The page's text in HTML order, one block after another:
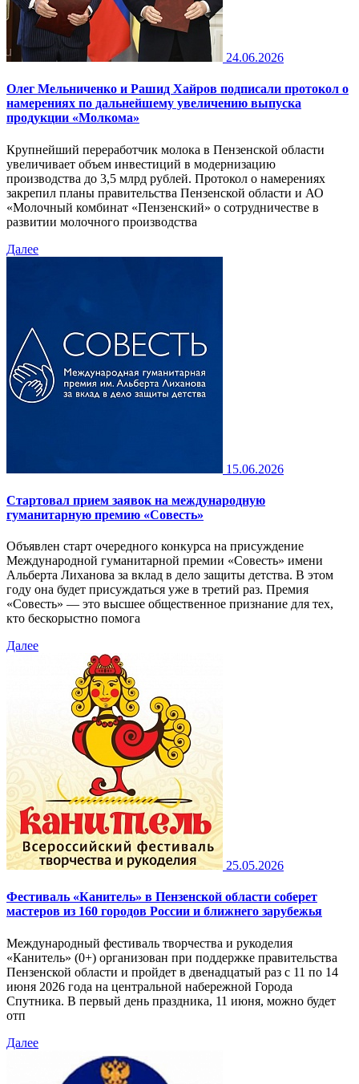
24.06.2026
Олег Мельниченко и Рашид Хайров подписали протокол о
намерениях по дальнейшему увеличению выпуска
продукции «Молкома»
Крупнейший переработчик молока в Пензенской области
увеличивает объем инвестиций в модернизацию
производства до 3,5 млрд рублей. Протокол о намерениях
закрепил планы правительства Пензенской области и АО
«Молочный комбинат «Пензенский» о сотрудничестве в
развитии молочного производства
Далее
15.06.2026
Стартовал прием заявок на международную
гуманитарную премию «Совесть»
Объявлен старт очередного конкурса на присуждение
Международной гуманитарной премии «Совесть» имени
Альберта Лиханова за вклад в дело защиты детства. В этом
году она будет присуждаться уже в третий раз. Премия
«Совесть» — это высшее общественное признание для тех,
кто бескорыстно помога
Далее
25.05.2026
Фестиваль «Канитель» в Пензенской области соберет
мастеров из 160 городов России и ближнего зарубежья
Международный фестиваль творчества и рукоделия
«Канитель» (0+) организован при поддержке правительства
Пензенской области и пройдет в двенадцатый раз с 11 по 14
июня 2026 года на центральной набережной Города
Спутника. В первый день праздника, 11 июня, можно будет
отп
Далее